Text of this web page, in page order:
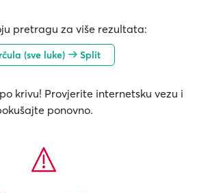
pretragu za više rezultata:
(sve luke) Split
krivu! Provjerite internetsku vezu i
ponovno.